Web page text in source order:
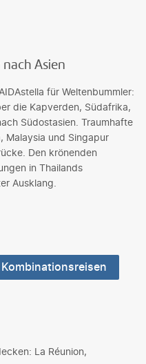
Asien
für Weltenbummler:
die Kapverden, Südafrika,
Südostasien. Traumhafte
Malaysia und Singapur
Den krönenden
in Thailands
Ausklang.
Kombinationsreisen
La Réunion,